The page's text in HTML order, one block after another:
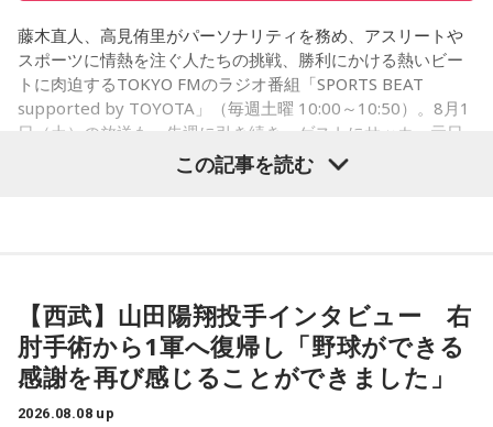
クスを持つ方に寄り添いたいと本格的に占いの世界に進出。
SATORI電話占い月間ランキング連続1位。占いコンテンツ
『莉瑠と龍神様の絶対神託』リリース。
Webサイト：https://selene-uranai.com/
オンライン占いセレーネ：https://online-uranai.jp/
コーナー後には、来場者から田村への質疑応答も実施。最後
には、田村がイベントを振り返り、「リスナーの皆さんのエ
ンディング曲の話とかを聞いているだけでも、僕はポジティ
ブになれた。確かに死はすごく悲しいことではあるんだけ
うやって向き合うかということを考える一つのきっかけにな
こりを和らげる」をテーマに、さまざまな「心のこり」に触
れながら、自分自身の想いを見つめ直す機会を届けました。
なお、この模様は8月11日（火・祝）午前9時00分～10時00
藤木直人、高見侑里がパーソナリティを務め、アスリートや
スポーツに情熱を注ぐ人たちの挑戦、勝利にかける熱いビー
トに肉迫するTOKYO FMのラジオ番組「SPORTS BEAT
supported by TOYOTA」（毎週土曜 10:00～10:50）。8月1
日（土）の放送も、先週に引き続き、ゲストにサッカー元日
本代表の福田正博さんが登場！ 当記事では、「FIFAワールド
カップ26（以下、W杯）」でブラジルに対する発言が波紋を
（左から）福田正博さん、藤木直人、高見侑里
1966年生まれの福田正博さんは、日本人初のJリーグ得点王に
この記事を読む
【西武】山田陽翔投手インタビュー 右
肘手術から1軍へ復帰し「野球ができる
感謝を再び感じることができました」
2026.08.08 up